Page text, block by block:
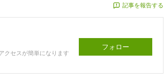
記事を報告する
クセスが簡単になります
フォロー